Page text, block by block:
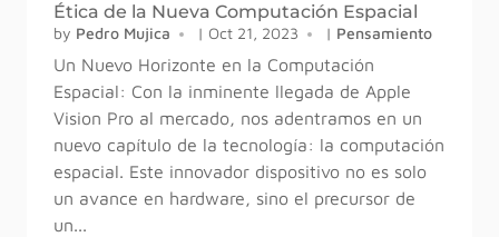
Ética de la Nueva Computación Espacial
by Pedro Mujica | Oct 21, 2023 | Pensamiento
Un Nuevo Horizonte en la Computación
Espacial: Con la inminente llegada de Apple
Vision Pro al mercado, nos adentramos en un
nuevo capítulo de la tecnología: la computación
espacial. Este innovador dispositivo no es solo
un avance en hardware, sino el precursor de
un...